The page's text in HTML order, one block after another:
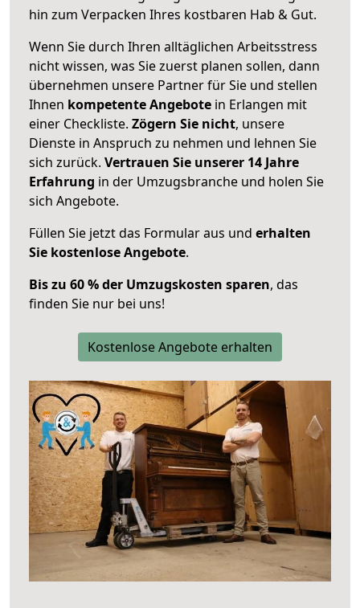
hin zum Verpacken Ihres kostbaren Hab & Gut.
Wenn Sie durch Ihren alltäglichen Arbeitsstress
nicht wissen, was Sie zuerst planen sollen, dann
übernehmen unsere Partner für Sie und stellen
Ihnen kompetente Angebote in Erlangen mit
einer Checkliste. Zögern Sie nicht, unsere
Dienste in Anspruch zu nehmen und lehnen Sie
sich zurück. Vertrauen Sie unserer 14 Jahre
Erfahrung in der Umzugsbranche und holen Sie
sich Angebote.
Füllen Sie jetzt das Formular aus und erhalten
Sie kostenlose Angebote.
Bis zu 60 % der Umzugskosten sparen, das
finden Sie nur bei uns!
Kostenlose Angebote erhalten